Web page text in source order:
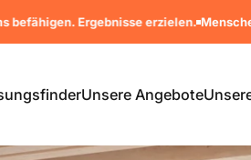
erzielen. Menschen bewegen.
Unsere Angebote